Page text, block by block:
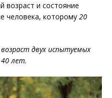
возраст и состояние
человека, которому 20
двух испытуемых
лет.